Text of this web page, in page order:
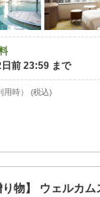
用時） (税込)
り物】 ウェルカ